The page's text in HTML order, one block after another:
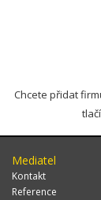
Chcete přidat
Mediatel
Kontakt
Reference